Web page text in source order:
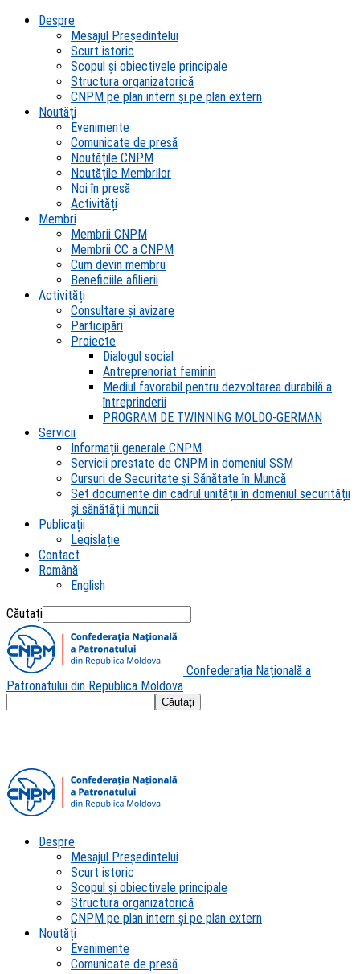
Despre
Mesajul Președintelui
Scurt istoric
Scopul şi obiectivele principale
Structura organizatorică
CNPM pe plan intern şi pe plan extern
Noutăți
Evenimente
Comunicate de presă
Noutățile CNPM
Noutățile Membrilor
Noi în presă
Activități
Membri
Membrii CNPM
Membrii CC a CNPM
Cum devin membru
Beneficiile afilierii
Activități
Consultare și avizare
Participări
Proiecte
Dialogul social
Antreprenoriat feminin
Mediul favorabil pentru dezvoltarea durabilă a
întreprinderii
PROGRAM DE TWINNING MOLDO-GERMAN
Servicii
Informații generale CNPM
Servicii prestate de CNPM in domeniul SSM
Cursuri de Securitate și Sănătate în Muncă
Set documente din cadrul unității în domeniul securității
și sănătății muncii
Publicații
Legislație
Contact
Română
English
Căutați
Confederația Națională a
Patronatului din Republica Moldova
Despre
Mesajul Președintelui
Scurt istoric
Scopul şi obiectivele principale
Structura organizatorică
CNPM pe plan intern şi pe plan extern
Noutăți
Evenimente
Comunicate de presă